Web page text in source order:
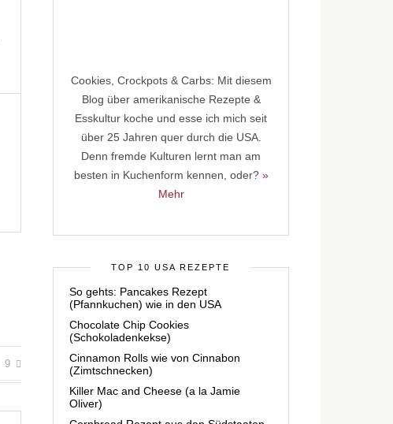
9
Cookies, Crockpots & Carbs: Mit diesem
Blog über amerikanische Rezepte &
Esskultur koche und esse ich mich seit
über 25 Jahren quer durch die USA.
Denn fremde Kulturen lernt man am
besten in Kuchenform kennen, oder? »
Mehr
TOP 10 USA REZEPTE
So gehts: Pancakes Rezept
(Pfannkuchen) wie in den USA
Chocolate Chip Cookies
(Schokoladenkekse)
Cinnamon Rolls wie von Cinnabon
(Zimtschnecken)
Killer Mac and Cheese (a la Jamie
Oliver)